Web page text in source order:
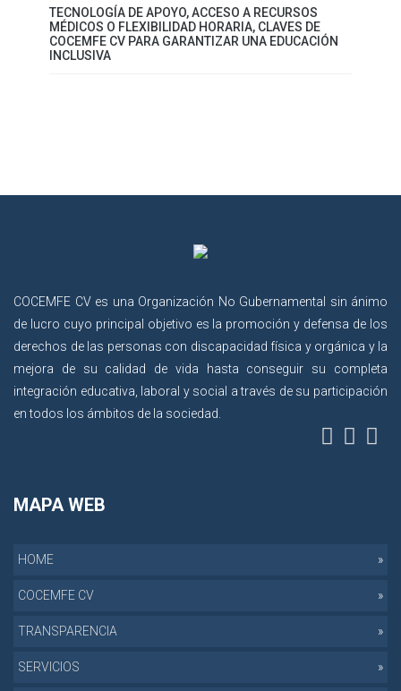
TECNOLOGÍA DE APOYO, ACCESO A RECURSOS
MÉDICOS O FLEXIBILIDAD HORARIA, CLAVES DE
COCEMFE CV PARA GARANTIZAR UNA EDUCACIÓN
INCLUSIVA
COCEMFE CV es una Organización No Gubernamental sin ánimo
de lucro cuyo principal objetivo es la promoción y defensa de los
derechos de las personas con discapacidad física y orgánica y la
mejora de su calidad de vida hasta conseguir su completa
integración educativa, laboral y social a través de su participación
en todos los ámbitos de la sociedad.
MAPA WEB
HOME
COCEMFE CV
TRANSPARENCIA
SERVICIOS